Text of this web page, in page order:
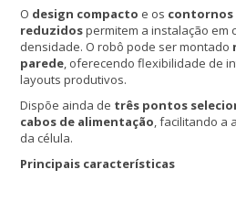
O design compacto e os
reduzidospermitem a instalação em
densidade. O robô pode ser montado
parede, oferecendo flexibilidade de
layouts produtivos.
Dispõe ainda de três pontos
cabos de alimentação, facilitando a
da célula.
Principais características